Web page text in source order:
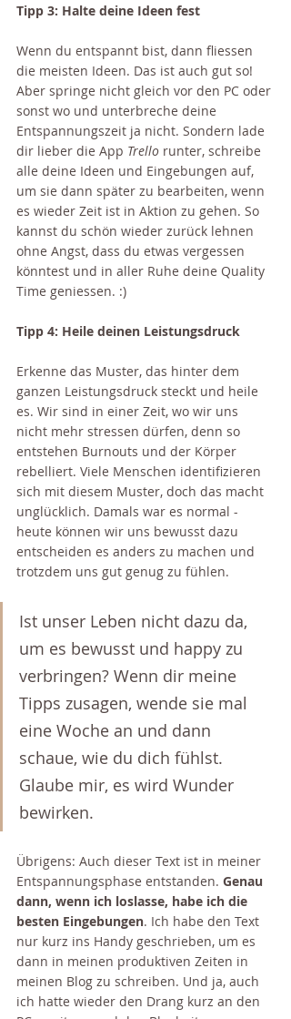
Tipp 3: Halte deine Ideen fest
Wenn du entspannt bist, dann fliessen
die meisten Ideen. Das ist auch gut so!
Aber springe nicht gleich vor den PC oder
sonst wo und unterbreche deine
Entspannungszeit ja nicht. Sondern lade
dir lieber die App Trello runter, schreibe
alle deine Ideen und Eingebungen auf,
um sie dann später zu bearbeiten, wenn
es wieder Zeit ist in Aktion zu gehen. So
kannst du schön wieder zurück lehnen
ohne Angst, dass du etwas vergessen
könntest und in aller Ruhe deine Quality
Time geniessen. :)
Tipp 4: Heile deinen Leistungsdruck
Erkenne das Muster, das hinter dem
ganzen Leistungsdruck steckt und heile
es. Wir sind in einer Zeit, wo wir uns
nicht mehr stressen dürfen, denn so
entstehen Burnouts und der Körper
rebelliert. Viele Menschen identifizieren
sich mit diesem Muster, doch das macht
unglücklich. Damals war es normal -
heute können wir uns bewusst dazu
entscheiden es anders zu machen und
trotzdem uns gut genug zu fühlen.
Ist unser Leben nicht dazu da,
um es bewusst und happy zu
verbringen? Wenn dir meine
Tipps zusagen, wende sie mal
eine Woche an und dann
schaue, wie du dich fühlst.
Glaube mir, es wird Wunder
bewirken.
Übrigens: Auch dieser Text ist in meiner
Entspannungsphase entstanden. Genau
dann, wenn ich loslasse, habe ich die
besten Eingebungen. Ich habe den Text
nur kurz ins Handy geschrieben, um es
dann in meinen produktiven Zeiten in
meinen Blog zu schreiben. Und ja, auch
ich hatte wieder den Drang kurz an den